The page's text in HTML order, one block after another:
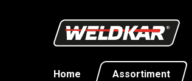
Home Assortiment